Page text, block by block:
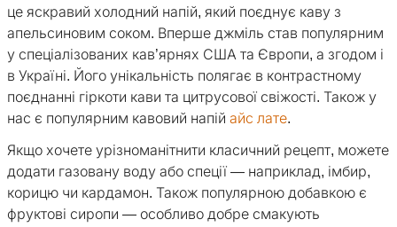
це яскравий холодний напій, який поєднує каву з
апельсиновим соком. Вперше джміль став популярним
у спеціалізованих кав’ярнях США та Європи, а згодом і
в Україні. Його унікальність полягає в контрастному
поєднанні гіркоти кави та цитрусової свіжості. Також у
нас є популярним кавовий напій айс лате.
Якщо хочете урізноманітнити класичний рецепт, можете
додати газовану воду або спеції — наприклад, імбир,
корицю чи кардамон. Також популярною добавкою є
фруктові сиропи — особливо добре смакують